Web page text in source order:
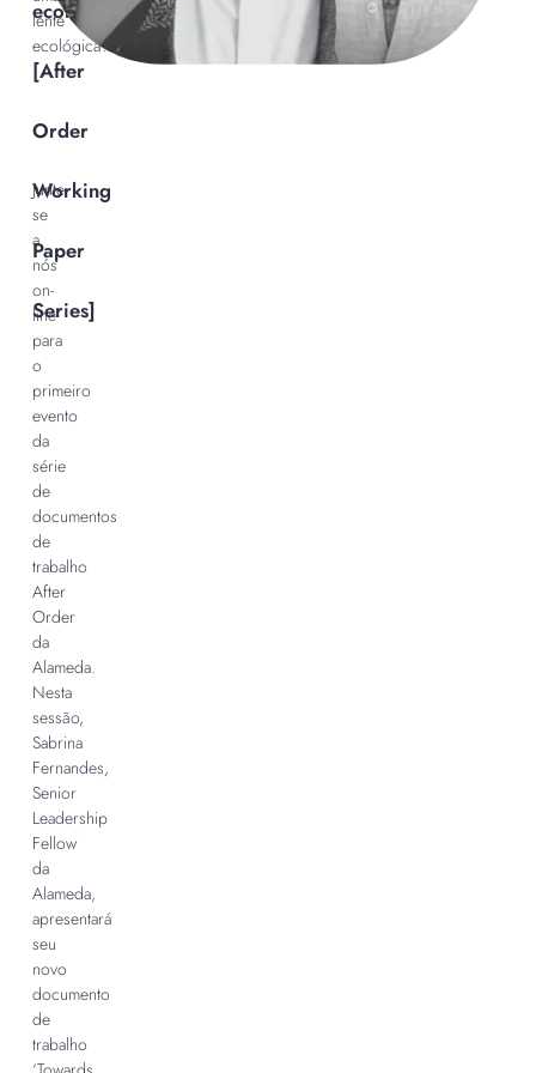
ecológica
[After
Order
Working
Paper
Series]
lente
ecológica?
Junte-
se
a
nós
on-
line
para
o
primeiro
evento
da
série
de
documentos
de
trabalho
After
Order
da
Alameda.
Nesta
sessão,
Sabrina
Fernandes,
Senior
Leadership
Fellow
da
Alameda,
apresentará
seu
novo
documento
de
trabalho